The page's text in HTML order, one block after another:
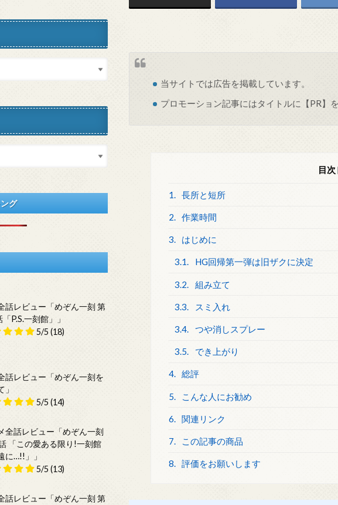
当サイトでは広告を掲載しています。
プロモーション記事にはタイトルに【PR】
目次
1. 長所と短所
2. 作業時間
3. はじめに
3.1. HG回帰第一弾は旧ザクに決定
3.2. 組み立て
3.3. スミ入れ
3.4. つや消しスプレー
3.5. でき上がり
4. 総評
5. こんな人にお勧め
6. 関連リンク
7. この記事の商品
8. 評価をお願いします
グ
話レビュー「めぞん一刻 第
P.S.一刻館」」
5/5 (18)
話レビュー「めぞん一刻を
」
5/5 (14)
全話レビュー「めぞん一刻
「この愛ある限り!一刻館
に…!!」」
5/5 (13)
話レビュー「めぞん一刻 第